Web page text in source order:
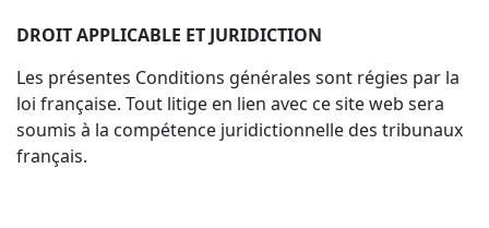
DROIT APPLICABLE ET JURIDICTION
Les présentes Conditions générales sont régies par la
loi française. Tout litige en lien avec ce site web sera
soumis à la compétence juridictionnelle des tribunaux
français.